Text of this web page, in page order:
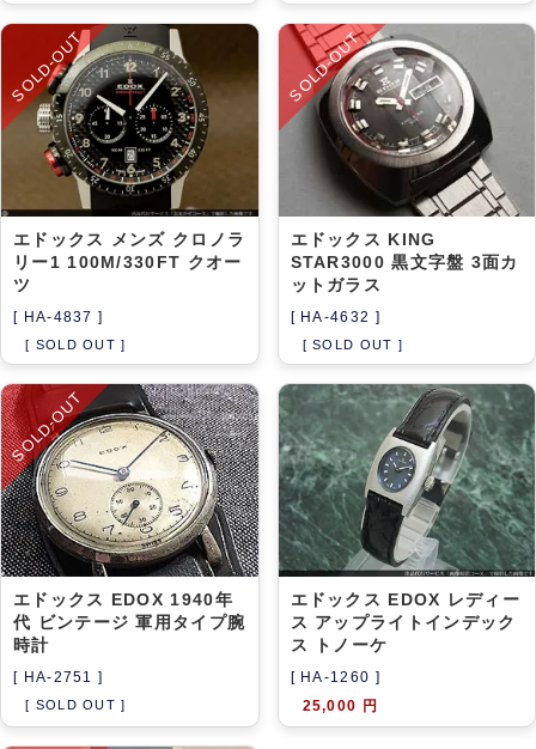
SOLD-OUT
エドックス メンズ クロノラ
リー1 100M/330FT クオー
ツ
[ HA-4837 ]
[ SOLD OUT ]
SOLD-OUT
エドックス KING
STAR3000 黒文字盤 3面カ
ットガラス
[ HA-4632 ]
[ SOLD OUT ]
SOLD-OUT
エドックス EDOX 1940年
代 ビンテージ 軍用タイプ腕
時計
[ HA-2751 ]
[ SOLD OUT ]
エドックス EDOX レディー
ス アップライトインデック
ス トノーケ
[ HA-1260 ]
25,000 円